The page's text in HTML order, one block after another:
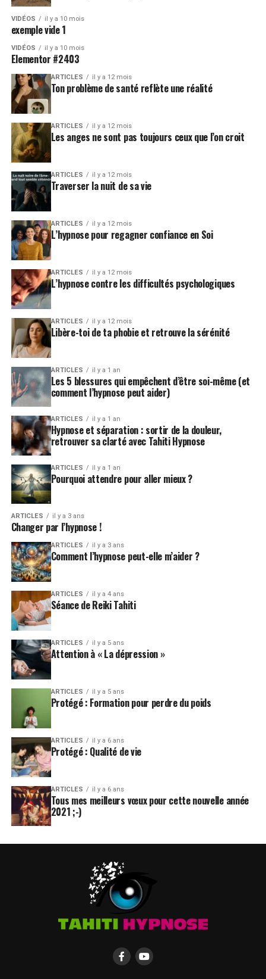
VIDÉOS il y a 10 mois
exemple vide 1
VIDÉOS il y a 10 mois
Elementor #2403
ARTICLES il y a 12 mois
Ton problème de santé reflète une réalité
ARTICLES il y a 12 mois
Les anges ne sont pas toujours ceux que l’on croit
ARTICLES il y a 12 mois
Traverser la nuit de sa vie
ARTICLES il y a 12 mois
L’hypnose pour regagner confiance en Soi
ARTICLES il y a 12 mois
L’hypnose contre les difficultés psychologiques
ARTICLES il y a 12 mois
Libère-toi de ta phobie et retrouve la sérénité
ARTICLES il y a 1 an
Les 5 blessures qui empêchent d’être soi-même (et
comment l’hypnose peut aider)
ARTICLES il y a 1 an
Hypnose et séparation : sortir de la douleur,
retrouver sa clarté avec Tahiti Hypnose
ARTICLES il y a 1 an
Pourquoi attendre pour aller mieux ?
ARTICLES il y a 3 ans
Changer par l’hypnose !
ARTICLES il y a 3 ans
Comment l’hypnose peut-elle m’aider ?
ARTICLES il y a 4 ans
Séance de Reiki Tahiti
ARTICLES il y a 5 ans
Attention à « La dépression »
ARTICLES il y a 5 ans
Protégé : Formation pour perdre du poids
ARTICLES il y a 6 ans
Protégé : Qualité de vie
ARTICLES il y a 6 ans
Tous mes meilleurs vœux pour cette nouvelle année
2021 ;-)